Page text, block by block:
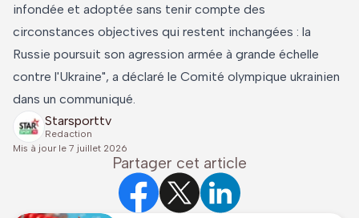
infondée et adoptée sans tenir compte des
circonstances objectives qui restent inchangées : la
Russie poursuit son agression armée à grande échelle
contre l'Ukraine", a déclaré le Comité olympique ukrainien
dans un communiqué.
Starsporttv
Redaction
Mis à jour le 7 juillet 2026
Partager cet article